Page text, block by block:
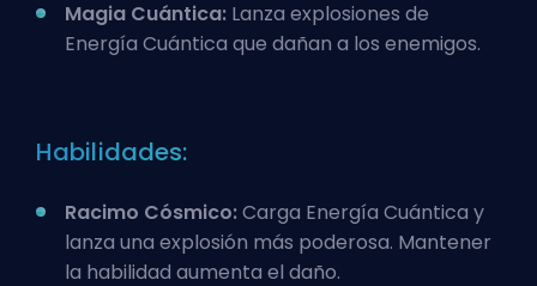
Magia Cuántica: Lanza explosiones de
Energía Cuántica que dañan a los enemigos.
Habilidades:
Racimo Cósmico:Carga Energía Cuántica y
lanza una explosión más poderosa. Mantener
la habilidad aumenta el daño.